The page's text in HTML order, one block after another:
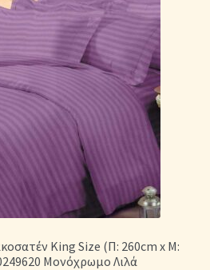
King Size (Π: 260cm x Μ:
Μονόχρωμο Λιλά